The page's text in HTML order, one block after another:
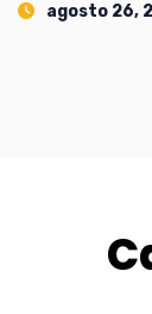
agosto 26,